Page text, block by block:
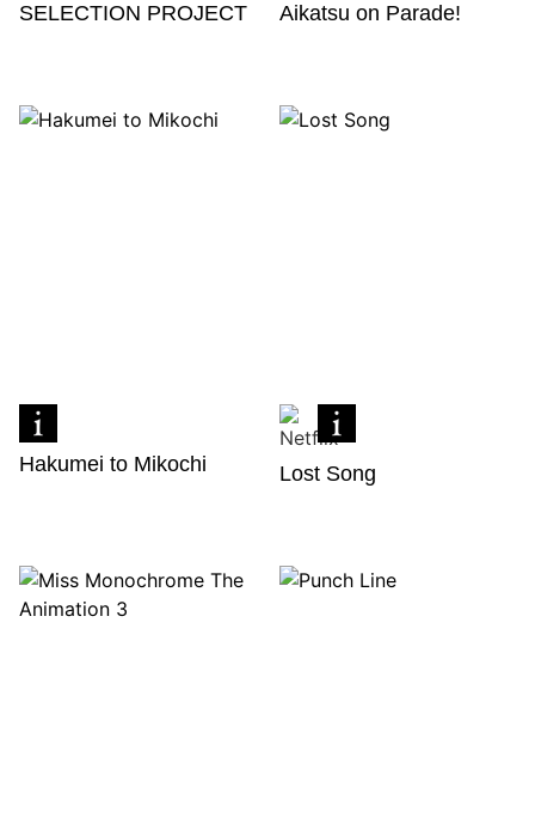
SELECTION PROJECT Aikatsu on Parade!
Hakumei to Mikochi Lost Song